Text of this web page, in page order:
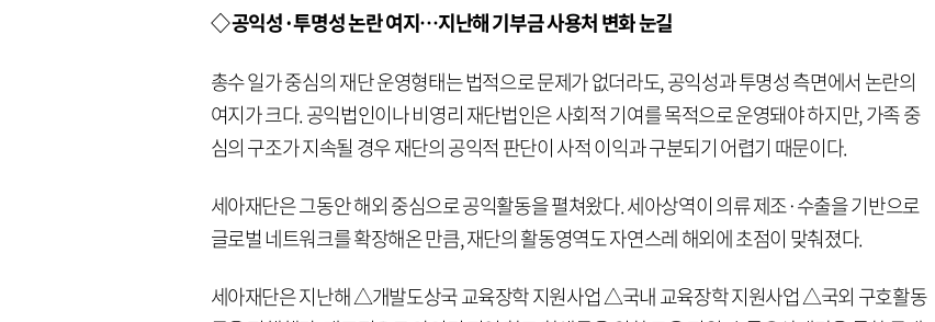
◇ 공익성·투명성 논란 여지…지난해 기부금 사용처 변화 눈길
총수 일가 중심의 재단 운영형태는 법적으로 문제가 없더라도, 공익성과 투명성 측면에서 논란의
여지가 크다. 공익법인이나 비영리 재단법인은 사회적 기여를 목적으로 운영돼야 하지만, 가족 중
심의 구조가 지속될 경우 재단의 공익적 판단이 사적 이익과 구분되기 어렵기 때문이다.
세아재단은 그동안 해외 중심으로 공익활동을 펼쳐왔다. 세아상역이 의류 제조·수출을 기반으로
글로벌 네트워크를 확장해온 만큼, 재단의 활동영역도 자연스레 해외에 초점이 맞춰졌다.
세아재단은 지난해 △개발도상국 교육장학 지원사업 △국내 교육장학 지원사업 △국외 구호활동